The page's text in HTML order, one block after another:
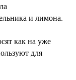
и лимона.
как на уже
для